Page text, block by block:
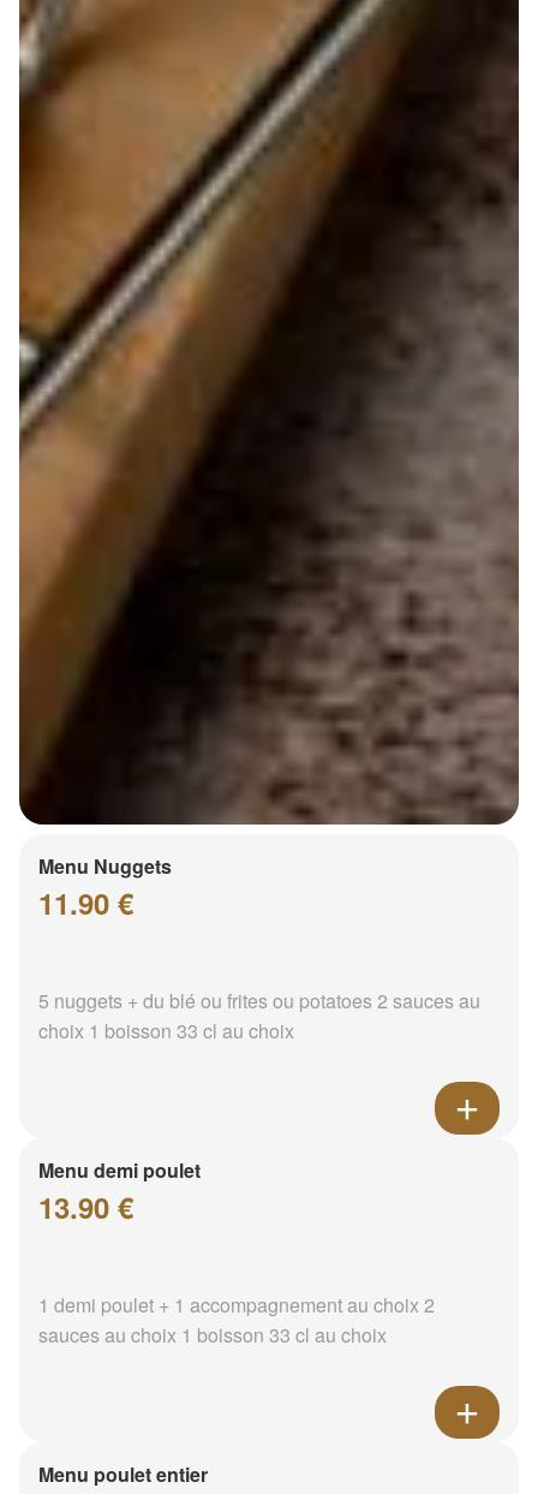
Menu Nuggets
11.90 €
5 nuggets + du blé ou frites ou potatoes 2 sauces au
choix 1 boisson 33 cl au choix
Menu demi poulet
13.90 €
1 demi poulet + 1 accompagnement au choix 2
sauces au choix 1 boisson 33 cl au choix
Menu poulet entier